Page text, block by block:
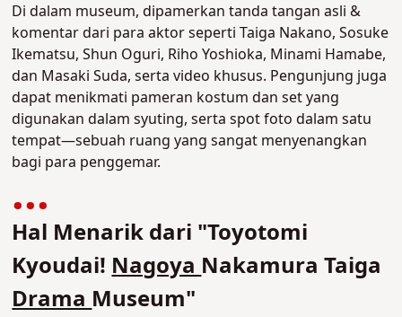
Di dalam museum, dipamerkan tanda tangan asli &
komentar dari para aktor seperti Taiga Nakano, Sosuke
Ikematsu, Shun Oguri, Riho Yoshioka, Minami Hamabe,
dan Masaki Suda, serta video khusus. Pengunjung juga
dapat menikmati pameran kostum dan set yang
digunakan dalam syuting, serta spot foto dalam satu
tempat—sebuah ruang yang sangat menyenangkan
bagi para penggemar.
Hal Menarik dari "Toyotomi
Kyoudai!NagoyaNakamura Taiga
DramaMuseum"